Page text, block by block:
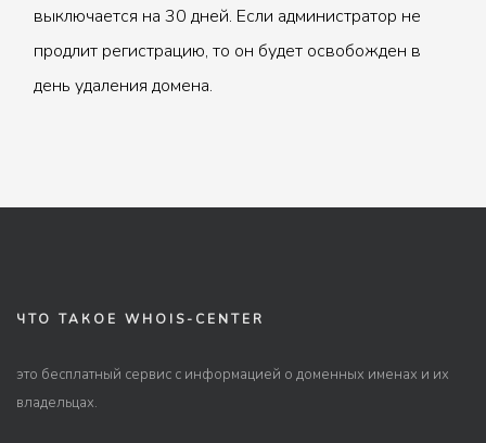
выключается на 30 дней. Если администратор не
продлит регистрацию, то он будет освобожден в
день удаления домена.
ЧТО ТАКОЕ WHOIS-CENTER
это бесплатный сервис с информацией о доменных именах и их
владельцах.